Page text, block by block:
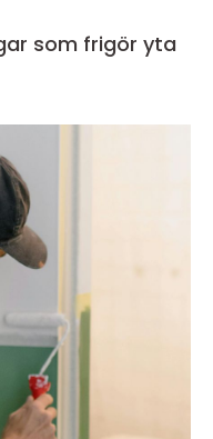
som frigör yta